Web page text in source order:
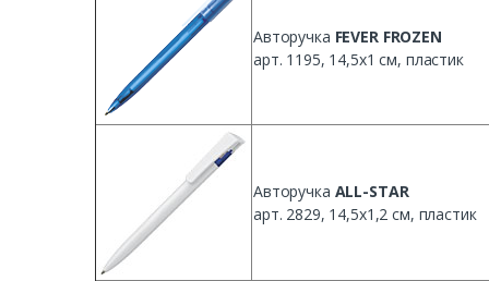
Авторучка FEVER FROZEN
арт. 1195, 14,5х1 см, пластик
Авторучка ALL-STAR
арт. 2829, 14,5х1,2 см, пластик